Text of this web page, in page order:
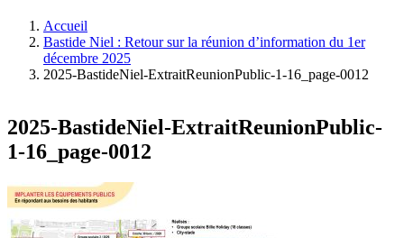
Accueil
Bastide Niel : Retour sur la réunion d’information du 1er
décembre 2025
2025-BastideNiel-ExtraitReunionPublic-1-16_page-0012
2025-BastideNiel-ExtraitReunionPublic-
1-16_page-0012